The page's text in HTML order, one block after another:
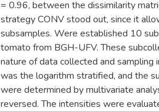
= 0.96, between the dissimilarity
strategy CONV stood out, since it
subsamples. Were established 10
tomato from BGH-UFV. These
nature of data collected and
was the logarithm stratified, and the
were determined by multivariate
reversed. The intensities were